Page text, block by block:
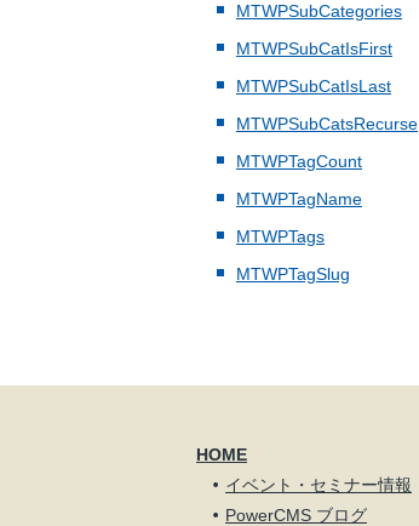
MTWPSubCategories
MTWPSubCatIsFirst
MTWPSubCatIsLast
MTWPSubCatsRecurse
MTWPTagCount
MTWPTagName
MTWPTags
MTWPTagSlug
HOME
イベント・セミナー情報
PowerCMS ブログ